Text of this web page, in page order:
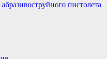
пистолета